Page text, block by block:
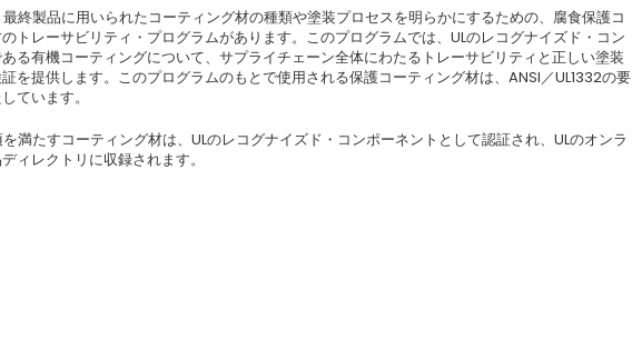
最終製品に⽤いられたコーティング材の種類や塗装プロセスを明らかにするための、腐⾷保護コ
トレーサビリティ・プログラムがあります。このプログラムでは、ULのレコグナイズド・コン
る有機コーティングについて、サプライチェーン全体にわたるトレーサビリティと正しい塗装
を提供します。このプログラムのもとで使⽤される保護コーティング材は、ANSI／UL1332の要
ています。
満たすコーティング材は、ULのレコグナイズド・コンポーネントとして認証され、ULのオンラ
ィレクトリに収録されます。